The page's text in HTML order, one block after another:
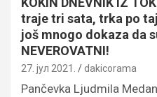
traje tri sata, trka po
još mnogo dokaza da
NEVEROVATNI!
27. јул 2021. dakicorama
Pančevka Ljudmila